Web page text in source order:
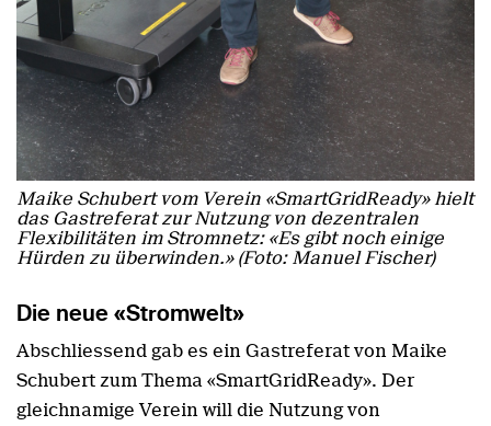
Maike Schubert vom Verein «SmartGridReady» hielt
das Gastreferat zur Nutzung von dezentralen
Flexibilitäten im Stromnetz: «Es gibt noch einige
Hürden zu überwinden.» (Foto: Manuel Fischer)
Die neue «Stromwelt»
Abschliessend gab es ein Gastreferat von Maike
Schubert zum Thema «SmartGridReady». Der
gleichnamige Verein will die Nutzung von